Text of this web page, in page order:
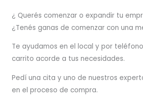
¿ Querés comenzar o expandir tu
¿Tenés ganas de comenzar con una
Te ayudamos en el local y por
carrito acorde a tus necesidades.
Pedí una cita y uno de nuestros
en el proceso de compra.